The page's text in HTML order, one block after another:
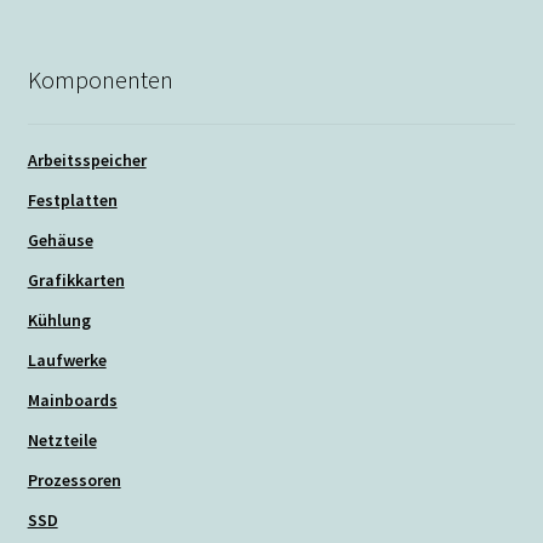
Komponenten
Arbeitsspeicher
Festplatten
Gehäuse
Grafikkarten
Kühlung
Laufwerke
Mainboards
Netzteile
Prozessoren
SSD